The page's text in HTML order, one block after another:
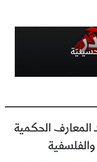
الحكمية
والفلسفية